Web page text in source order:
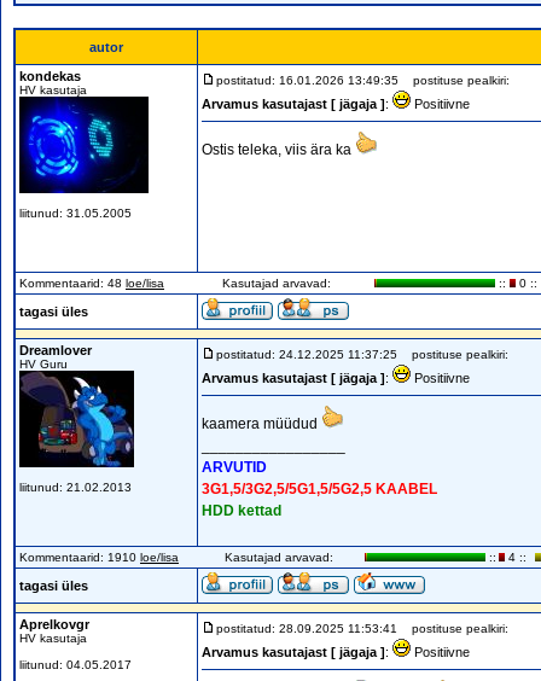
autor
kondekas
HV kasutaja
liitunud: 31.05.2005
postitatud: 16.01.2026 13:49:35 postituse pealkiri:
Arvamus kasutajast [ jägaja ]: Positiivne
Ostis teleka, viis ära ka
Kommentaarid: 48 loe/lisa Kasutajad arvavad: :: 0 ::
tagasi üles
Dreamlover
HV Guru
liitunud: 21.02.2013
postitatud: 24.12.2025 11:37:25 postituse pealkiri:
Arvamus kasutajast [ jägaja ]: Positiivne
kaamera müüdud
ARVUTID
3G1,5/3G2,5/5G1,5/5G2,5 KAABEL
HDD kettad
Kommentaarid: 1910 loe/lisa Kasutajad arvavad: :: 4 ::
tagasi üles
Aprelkovgr
HV kasutaja
liitunud: 04.05.2017
postitatud: 28.09.2025 11:53:41 postituse pealkiri:
Arvamus kasutajast [ jägaja ]: Positiivne